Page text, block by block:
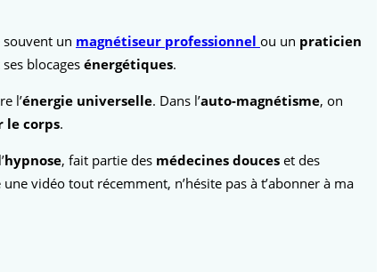
souvent un magnétiseur professionnel ou un praticien
ses blocages énergétiques.
l’énergie universelle. Dans l’auto-magnétisme, on
le corps.
hypnose, fait partie des médecines douces et des
vidéo tout récemment, n’hésite pas à t’abonner à ma